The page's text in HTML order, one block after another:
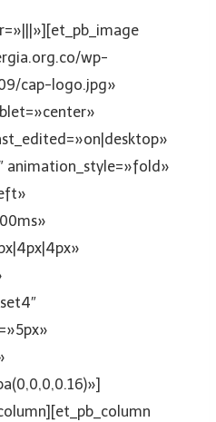
wp-
cap-logo.jpg»
animation_style=»fold»